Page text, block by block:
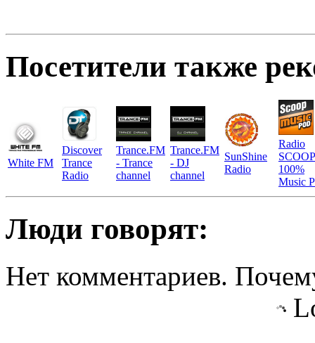
Посетители также
White FM
Discover
Trance
Radio
Trance.FM
- Trance
channel
Trance.FM
- DJ
channel
SunShine
Radio
Radio
100%
Music
Люди говорят:
Нет комментариев.